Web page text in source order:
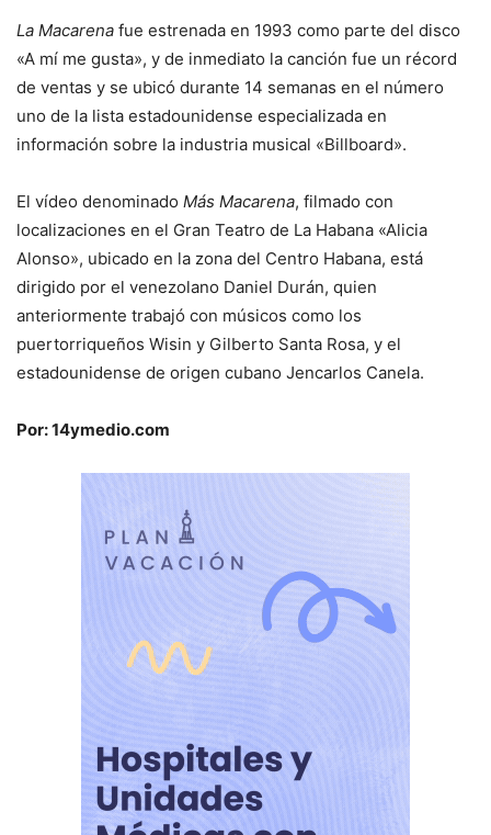
La Macarena fue estrenada en 1993 como parte del disco
«A mí me gusta», y de inmediato la canción fue un récord
de ventas y se ubicó durante 14 semanas en el número
uno de la lista estadounidense especializada en
información sobre la industria musical «Billboard».
El vídeo denominado Más Macarena, filmado con
localizaciones en el Gran Teatro de La Habana «Alicia
Alonso», ubicado en la zona del Centro Habana, está
dirigido por el venezolano Daniel Durán, quien
anteriormente trabajó con músicos como los
puertorriqueños Wisin y Gilberto Santa Rosa, y el
estadounidense de origen cubano Jencarlos Canela.
Por: 14ymedio.com